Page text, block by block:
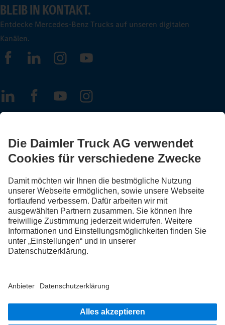
BLEIB IN KONTAKT.
Entdecke Mercedes-Benz Trucks auf unseren digitalen
Kanälen.
Tausche jetzt Erfahrungen mit anderen Truckerinnen und
Truckern aus.
Steig ein